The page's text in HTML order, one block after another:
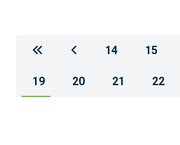
14 15
19 20 21 22